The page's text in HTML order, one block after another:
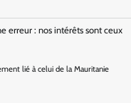
erreur : nos intérêts sont ceux
lié à celui de la Mauritanie